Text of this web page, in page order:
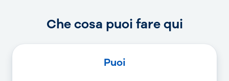
Che cosa puoi fare qui
Puoi